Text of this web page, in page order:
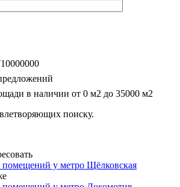
в наличии от 0 м2 до 35000 м2
поиску.
у метро Щёлковская